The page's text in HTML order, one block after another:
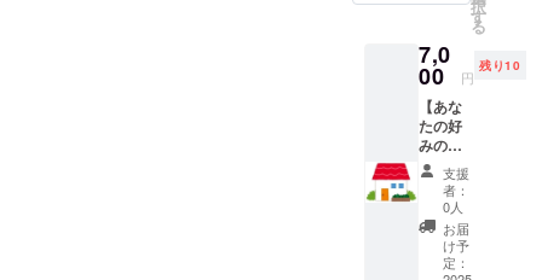
ばOK。
※本格音
声で
も、ス
マホの
ボイス
メモで
もOK。
※一部お
まかせ
もOK。
例：名
の声優
してい
ただき
ます！
ネタっ
ぽくて
も本気
でも大
歓迎！
声優と
して名
前を売
るチャ
択
す
る
7,0
00 円
残り10
【あな
たの好
みの部
屋をつ
くれる
利！】
ゲーム
内の
支援
者：
0人
お届
け予
定：